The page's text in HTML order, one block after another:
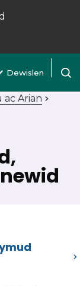
Dewislen
Arian